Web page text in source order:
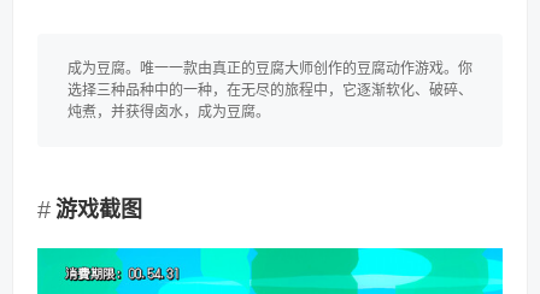
成为豆腐。唯一一款由真正的豆腐大师创作的豆腐动作游戏。你
选择三种品种中的一种，在无尽的旅程中，它逐渐软化、破碎、
炖煮，并获得卤水，成为豆腐。
游戏截图